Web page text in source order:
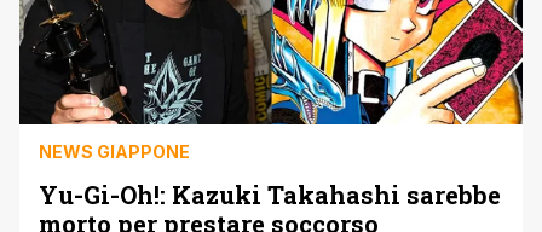
NEWS GIAPPONE
Yu-Gi-Oh!: Kazuki Takahashi sarebbe
morto per prestare soccorso